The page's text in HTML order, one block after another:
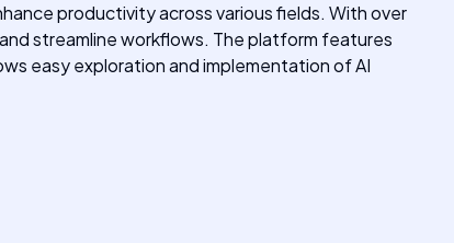
productivity across various fields. With over
streamline workflows. The platform features
easy exploration and implementation of AI